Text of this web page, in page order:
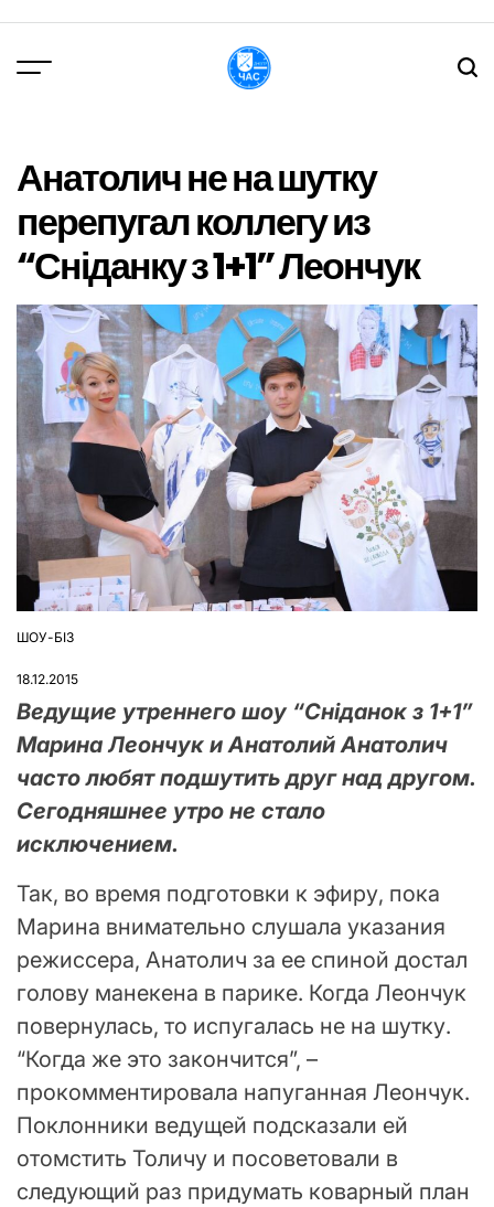
вмісту
Анатолич не на шутку
перепугал коллегу из
“Сніданку з 1+1” Леончук
ОПУБЛІКУВАТИ
ШОУ-БІЗ
18.12.2015
Ведущие утреннего шоу “Сніданок з 1+1”
Марина Леончук и Анатолий Анатолич
часто любят подшутить друг над другом.
Сегодняшнее утро не стало
исключением.
Так, во время подготовки к эфиру, пока
Марина внимательно слушала указания
режиссера, Анатолич за ее спиной достал
голову манекена в парике. Когда Леончук
повернулась, то испугалась не на шутку.
“Когда же это закончится”, –
прокомментировала напуганная Леончук.
Поклонники ведущей подсказали ей
отомстить Толичу и посоветовали в
следующий раз придумать коварный план